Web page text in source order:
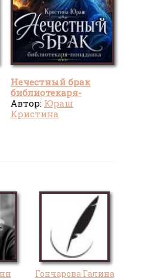
Нечестный брак
библиотекаря-
попаднки
Автор: Юраш
Кристина
Гончарова Галина